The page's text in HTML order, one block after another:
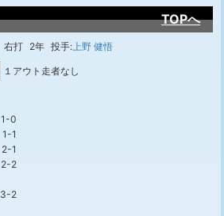
TOPへ
右打 2年 投手:上野 健悟
１アウト走者なし
1-0
1-1
2-1
2-2
3-2